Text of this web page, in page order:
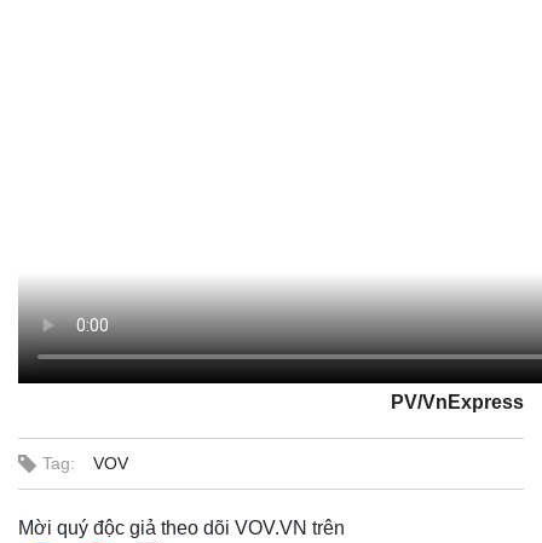
PV/VnExpress
Tag: VOV
Mời quý độc giả theo dõi VOV.VN trên